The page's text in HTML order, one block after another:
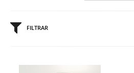
FILTRAR